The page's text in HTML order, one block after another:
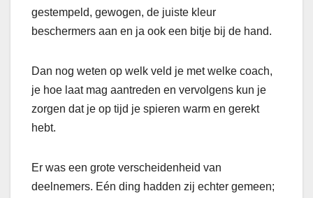
gestempeld, gewogen, de juiste kleur
beschermers aan en ja ook een bitje bij de hand.
Dan nog weten op welk veld je met welke coach,
je hoe laat mag aantreden en vervolgens kun je
zorgen dat je op tijd je spieren warm en gerekt
hebt.
Er was een grote verscheidenheid van
deelnemers. Eén ding hadden zij echter gemeen;